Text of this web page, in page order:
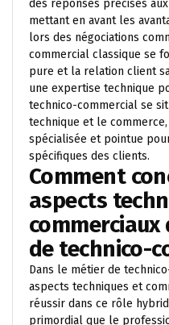
des réponses précises
mettant en avant les
lors des négociations
commercial classique se
pure et la relation client
une expertise technique
technico-commercial se
technique et le
spécialisée et pointue
spécifiques des clients.
Comment
aspects
de technico-
Dans le métier de
aspects techniques et
réussir dans ce rôle
primordial que le